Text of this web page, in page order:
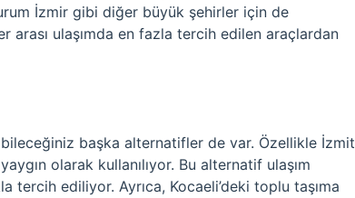
İzmir gibi diğer büyük şehirler için de
arası ulaşımda en fazla tercih edilen araçlardan
başka alternatifler de var. Özellikle İzmit
olarak kullanılıyor. Bu alternatif ulaşım
tercih ediliyor. Ayrıca, Kocaeli’deki toplu taşıma